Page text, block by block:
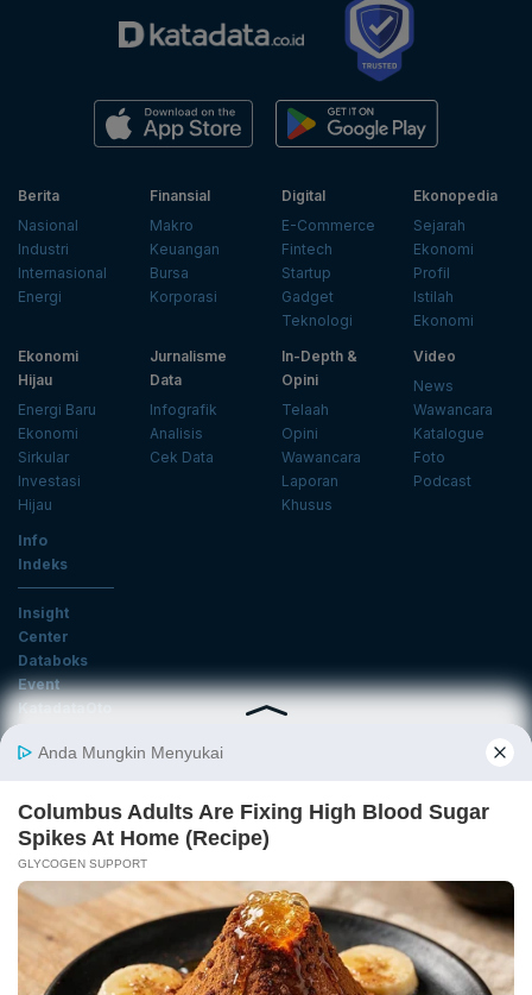
Berita
Nasional
Industri
Internasional
Energi
Finansial
Makro
Keuangan
Bursa
Korporasi
Digital
E-Commerce
Fintech
Startup
Gadget
Teknologi
Ekonopedia
Sejarah
Ekonomi
Profil
Istilah
Ekonomi
Ekonomi
Hijau
Energi Baru
Ekonomi
Sirkular
Investasi
Hijau
Jurnalisme
Data
Infografik
Analisis
Cek Data
In-Depth &
Opini
Telaah
Opini
Wawancara
Laporan
Khusus
Video
News
Wawancara
Katalogue
Foto
Podcast
Info
Indeks
Insight
Center
Databoks
Event
KatadataOto
Email
Daftar
Tentang Katadata Advertising Karier
Pedoman Media Siber